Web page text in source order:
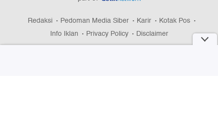
Redaksi Pedoman Media Siber Karir
Kotak Pos
Info Iklan
Privacy Policy Disclaimer